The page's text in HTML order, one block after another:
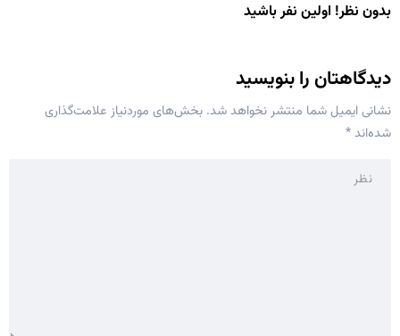
بدون نظر! اولین نفر باشید
دیدگاهتان را بنویسید
نشانی ایمیل شما منتشر نخواهد شد. بخش‌های موردنیاز علامت‌گذاری
شده‌اند*